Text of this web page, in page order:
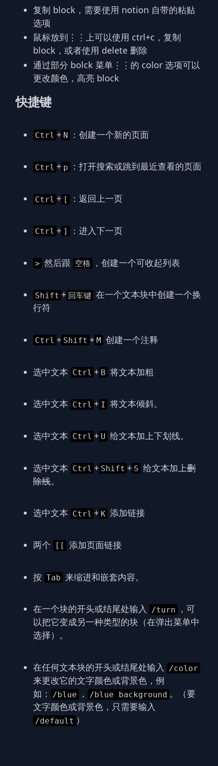
复制 block，需要使用 notion 自带的粘贴
选项
鼠标放到⋮⋮上可以使用 ctrl+c，复制
block，或者使用 delete 删除
通过部分 bolck 菜单⋮⋮的 color 选项可以
更改颜色，高亮 block
快捷键
Ctrl + N ：创建一个新的页面
Ctrl + p ：打开搜索或跳到最近查看的页面
Ctrl + [ ：返回上一页
Ctrl + ] ：进入下一页
> 然后跟 空格 ，创建一个可收起列表
Shift + 回车键 在一个文本块中创建一个换
行符
Ctrl + Shift + M 创建一个注释
选中文本 Ctrl + B 将文本加粗
选中文本 Ctrl + I 将文本倾斜。
选中文本 Ctrl + U 给文本加上下划线。
选中文本 Ctrl + Shift + S 给文本加上删
除线。
选中文本 Ctrl + K 添加链接
两个 [[ 添加页面链接
按 Tab 来缩进和嵌套内容。
在一个块的开头或结尾处输入 /turn ，可
以把它变成另一种类型的块（在弹出菜单中
选择）。
在任何文本块的开头或结尾处输入 /color
来更改它的文字颜色或背景色，例
如：
/blue ， /blue background 。（要
文字颜色或背景色，只需要输入
/default ）